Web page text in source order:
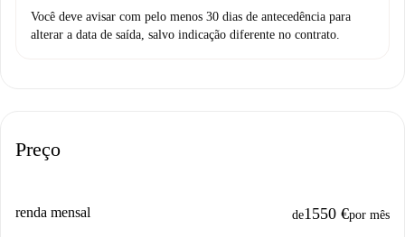
Você deve avisar com pelo menos 30 dias de antecedência para
alterar a data de saída, salvo indicação diferente no contrato.
Preço
renda mensal de1550 €por mês